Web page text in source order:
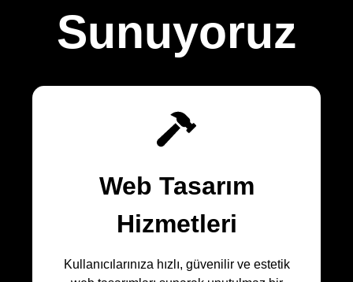
Sunuyoruz
Web Tasarım
Hizmetleri
Kullanıcılarınıza hızlı, güvenilir ve estetik